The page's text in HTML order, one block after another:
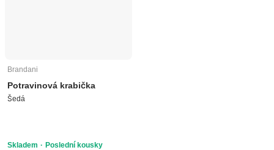
Brandani
Potravinová krabička
Šedá
Skladem Poslední kousky